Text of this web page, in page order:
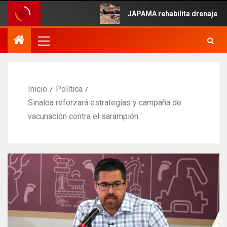
JAPAMA rehabilita drenaje
Inicio
Política
Sinaloa reforzará estrategias y campaña de
vacunación contra el sarampión.